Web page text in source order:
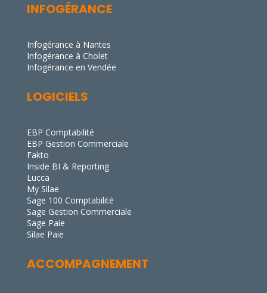
INFOGÉRANCE
Infogérance à Nantes
Infogérance à Cholet
Infogérance en Vendée
LOGICIELS
EBP Comptabilité
EBP Gestion Commerciale
Fakto
Inside BI & Reporting
Lucca
My Silae
Sage 100 Comptabilité
Sage Gestion Commerciale
Sage Paie
Silae Paie
ACCOMPAGNEMENT